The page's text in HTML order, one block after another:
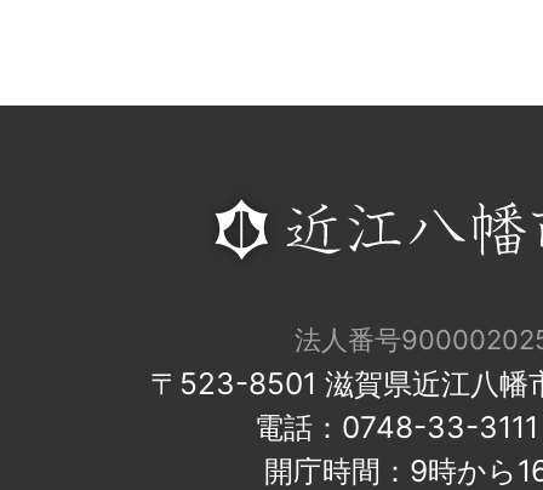
法人番号
〒523-8501 滋賀県近江八幡
電話：0748-33-
開庁時間：9時から